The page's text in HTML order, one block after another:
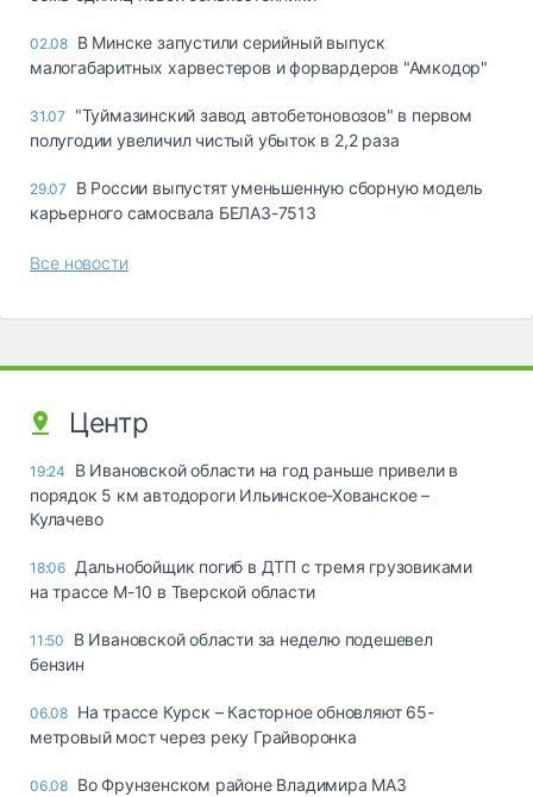
02.08 В Минске запустили серийный выпуск
малогабаритных харвестеров и форвардеров "Амкодор"
31.07
"Туймазинский завод автобетоновозов" в первом
полугодии увеличил чистый убыток в 2,2 раза
29.07
В России выпустят уменьшенную сборную модель
карьерного самосвала БЕЛАЗ-7513
Все новости
Центр
19:24
В Ивановской области на год раньше привели в
порядок 5 км автодороги Ильинское-Хованское –
Кулачево
18:06 Дальнобойщик погиб в ДТП с тремя грузовиками
на трассе М-10 в Тверской области
11:50
В Ивановской области за неделю подешевел
бензин
06.08 На трассе Курск – Касторное обновляют 65-
метровый мост через реку Грайворонка
06.08 Во Фрунзенском районе Владимира МАЗ